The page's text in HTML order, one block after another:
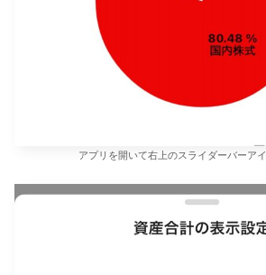
アプリを開いて右上のスライダーバーア